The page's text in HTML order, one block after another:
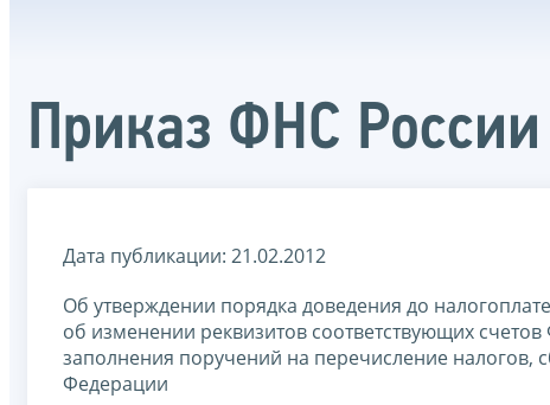
Приказ ФНС
Дата публикации: 21.02.2012
Об утверждении порядка доведения до
об изменении реквизитов соответствующих
заполнения поручений на перечисление
Федерации